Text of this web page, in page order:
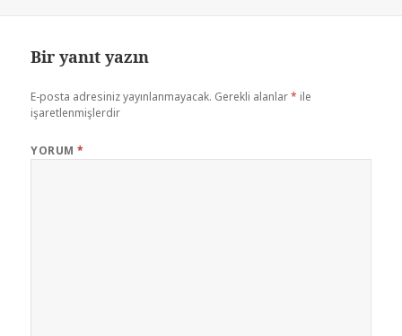
Bir yanıt yazın
E-posta adresiniz yayınlanmayacak. Gerekli alanlar* ile
işaretlenmişlerdir
YORUM*